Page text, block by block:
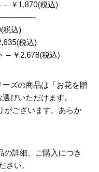
– ￥1,870(税込)
税込)
税込)
– ￥2,678(税込)
ズの商品は「お花を贈
びいただけます。
がございます。あらか
の詳細、ご購入につき
さい。